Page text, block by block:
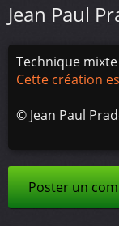
Jean Paul
Technique
Cette création
© Jean Paul
Poster un